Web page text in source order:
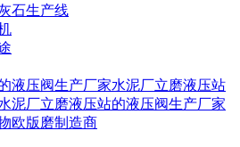
石生产线
液压阀生产厂家水泥厂立磨液压站
泥厂立磨液压站的液压阀生产厂家
欧版磨制造商